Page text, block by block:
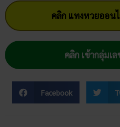
คลิก แทงหวยออนไ
คลิก เข้ากลุ่มเ
Facebook